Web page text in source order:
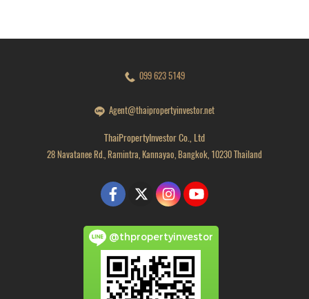
099 623 5149
Agent@thaipropertyinvestor.net
ThaiPropertyInvestor Co., Ltd
28 Navatanee Rd., Ramintra, Kannayao, Bangkok, 10230 Thailand
@thpropertyinvestor